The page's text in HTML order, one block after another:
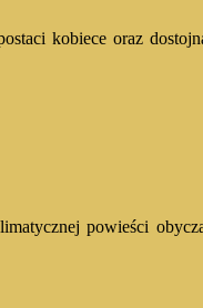
kobiece oraz
powieści